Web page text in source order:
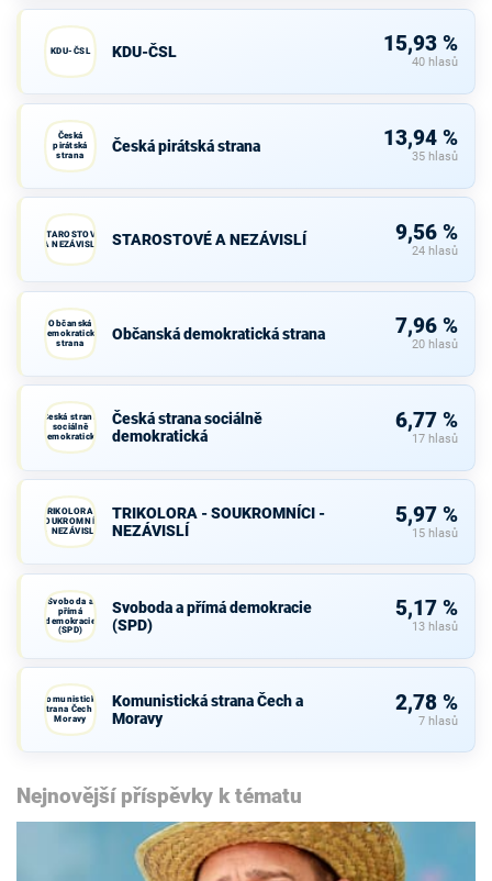
KDU-ČSL KDU-ČSL 15,93 %
40 hlasů
Česká
pirátská
strana
Česká pirátská strana 13,94 %
35 hlasů
STAROSTOVÉ
A NEZÁVISLÍ
STAROSTOVÉ A NEZÁVISLÍ 9,56 %
24 hlasů
Občanská
demokratická
strana
Občanská demokratická strana 7,96 %
20 hlasů
Česká strana
sociálně
demokratická
Česká strana sociálně
demokratická
6,77 %
17 hlasů
TRIKOLORA -
SOUKROMNÍCI
- NEZÁVISLÍ
TRIKOLORA - SOUKROMNÍCI -
NEZÁVISLÍ
5,97 %
15 hlasů
Svoboda a
přímá
demokracie
(SPD)
Svoboda a přímá demokracie
(SPD)
5,17 %
13 hlasů
Komunistická
strana Čech a
Moravy
Komunistická strana Čech a
Moravy
2,78 %
7 hlasů
Nejnovější příspěvky k tématu